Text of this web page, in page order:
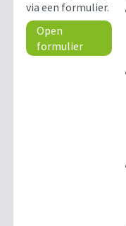
via een formulier.
Open
formulier